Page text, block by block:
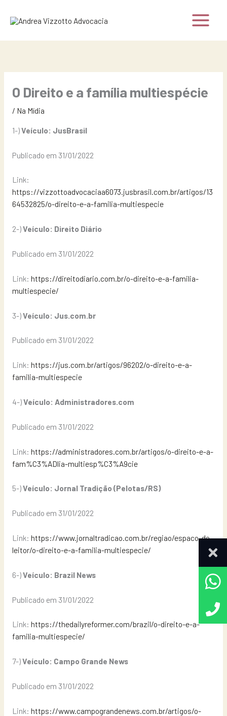
para
conteúdo
O Direito e a família multiespécie
/ Na Mídia
1-)Veículo: JusBrasil
Publicado em 31/01/2022
Link:
https://vizzottoadvocaciaa6073.jusbrasil.com.br/artigos/13
64532825/o-direito-e-a-familia-multiespecie
2-)Veículo: Direito Diário
Publicado em 31/01/2022
Link: https://direitodiario.com.br/o-direito-e-a-familia-
multiespecie/
3-)Veículo: Jus.com.br
Publicado em 31/01/2022
Link: https://jus.com.br/artigos/96202/o-direito-e-a-
familia-multiespecie
4-)Veículo: Administradores.com
Publicado em 31/01/2022
Link: https://administradores.com.br/artigos/o-direito-e-a-
fam%C3%ADlia-multiesp%C3%A9cie
5-)Veículo: Jornal Tradição (Pelotas/RS)
Publicado em 31/01/2022
Link: https://www.jornaltradicao.com.br/regiao/espaco-do-
leitor/o-direito-e-a-familia-multiespecie/
6-)Veículo: Brazil News
Publicado em 31/01/2022
Link: https://thedailyreformer.com/brazil/o-direito-e-a-
familia-multiespecie/
7-)Veículo: Campo Grande News
Publicado em 31/01/2022
Link: https://www.campograndenews.com.br/artigos/o-